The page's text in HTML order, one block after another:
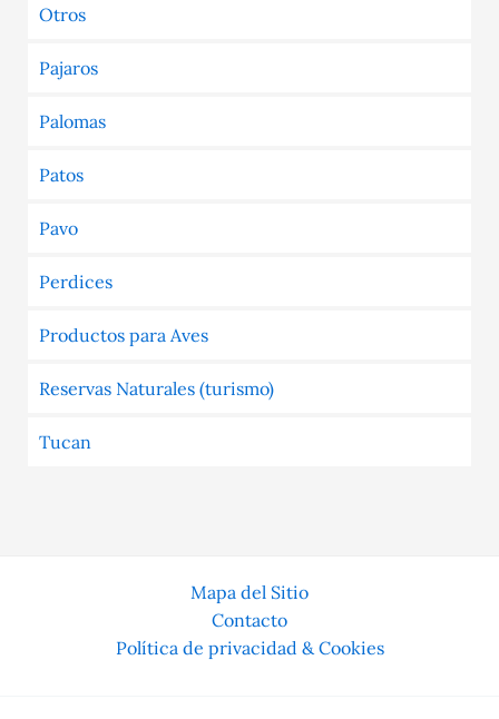
Otros
Pajaros
Palomas
Patos
Pavo
Perdices
Productos para Aves
Reservas Naturales (turismo)
Tucan
Mapa del Sitio
Contacto
Política de privacidad & Cookies